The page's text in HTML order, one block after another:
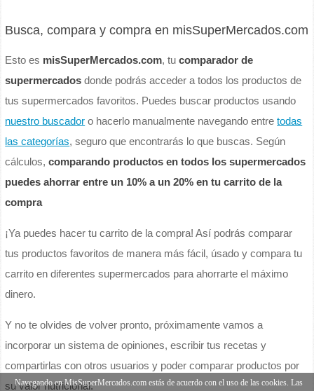
Busca, compara y compra en misSuperMercados.com
Esto es misSuperMercados.com, tucomparador de
supermercados donde podrás acceder a todos los productos de
tus supermercados favoritos. Puedes buscar productos usando
nuestro buscador o hacerlo manualmente navegando entretodas
las categorías, seguro que encontrarás lo que buscas. Según
cálculos,comparando productos en todos los supermercados
puedes ahorrar entre un 10% a un 20% en tu carrito de la
compra
¡Ya puedes hacer tu carrito de la compra! Así podrás comparar
tus productos favoritos de manera más fácil, úsado y compara tu
carrito en diferentes supermercados para ahorrarte el máximo
dinero.
Y no te olvides de volver pronto, próximamente vamos a
incorporar un sistema de opiniones, escribir tus recetas y
compartirlas con otros usuarios y poder comparar productos por
su valor nutricional.
Navegando en MisSuperMercados.com estás de acuerdo con el uso de las cookies. Las